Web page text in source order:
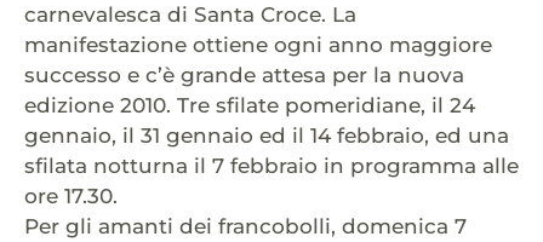
carnevalesca di Santa Croce. La
manifestazione ottiene ogni anno maggiore
successo e c’è grande attesa per la nuova
edizione 2010. Tre sfilate pomeridiane, il 24
gennaio, il 31 gennaio ed il 14 febbraio, ed una
sfilata notturna il 7 febbraio in programma alle
ore 17.30.
Per gli amanti dei francobolli, domenica 7